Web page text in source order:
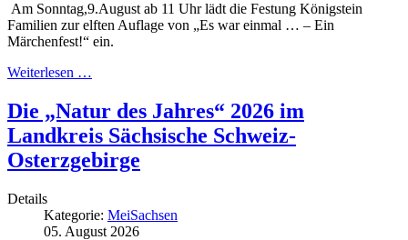
Am Sonntag,9.August ab 11 Uhr lädt die Festung Königstein
Familien zur elften Auflage von „Es war einmal … – Ein
Märchenfest!“ ein.
Weiterlesen …
Die „Natur des Jahres“ 2026 im
Landkreis Sächsische Schweiz-
Osterzgebirge
Details
Kategorie: MeiSachsen
05. August 2026